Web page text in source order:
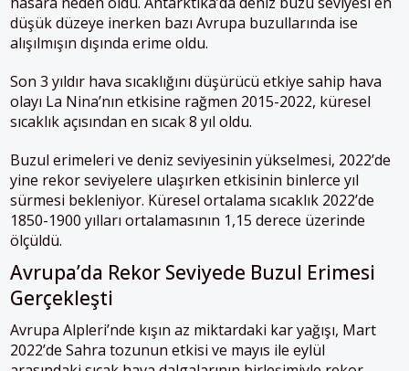
düşük düzeye inerken bazı Avrupa buzullarında ise
alışılmışın dışında erime oldu.
Son 3 yıldır hava sıcaklığını düşürücü etkiye sahip hava
olayı La Nina’nın etkisine rağmen 2015-2022, küresel
sıcaklık açısından en sıcak 8 yıl oldu.
Buzul erimeleri ve deniz seviyesinin yükselmesi, 2022’de
yine rekor seviyelere ulaşırken etkisinin binlerce yıl
sürmesi bekleniyor. Küresel ortalama sıcaklık 2022’de
1850-1900 yılları ortalamasının 1,15 derece üzerinde
ölçüldü.
Avrupa’da Rekor Seviyede Buzul Erimesi
Gerçekleşti
Avrupa Alpleri’nde kışın az miktardaki kar yağışı, Mart
2022’de Sahra tozunun etkisi ve mayıs ile eylül